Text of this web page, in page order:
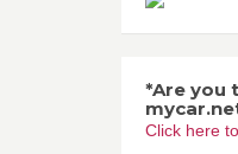
*Are you
Click here